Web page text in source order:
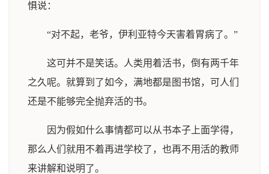
惧说：
“对不起，老爷，伊利亚特今天害着胃病了。”
这可并不是笑话。人类用着活书，倒有两千年
之久呢。就算到了如今，满地都是图书馆，可人们
还是不能够完全抛弃活的书。
因为假如什么事情都可以从书本子上面学得，
那么人们就用不着再进学校了，也再不用活的教师
来讲解和说明了。